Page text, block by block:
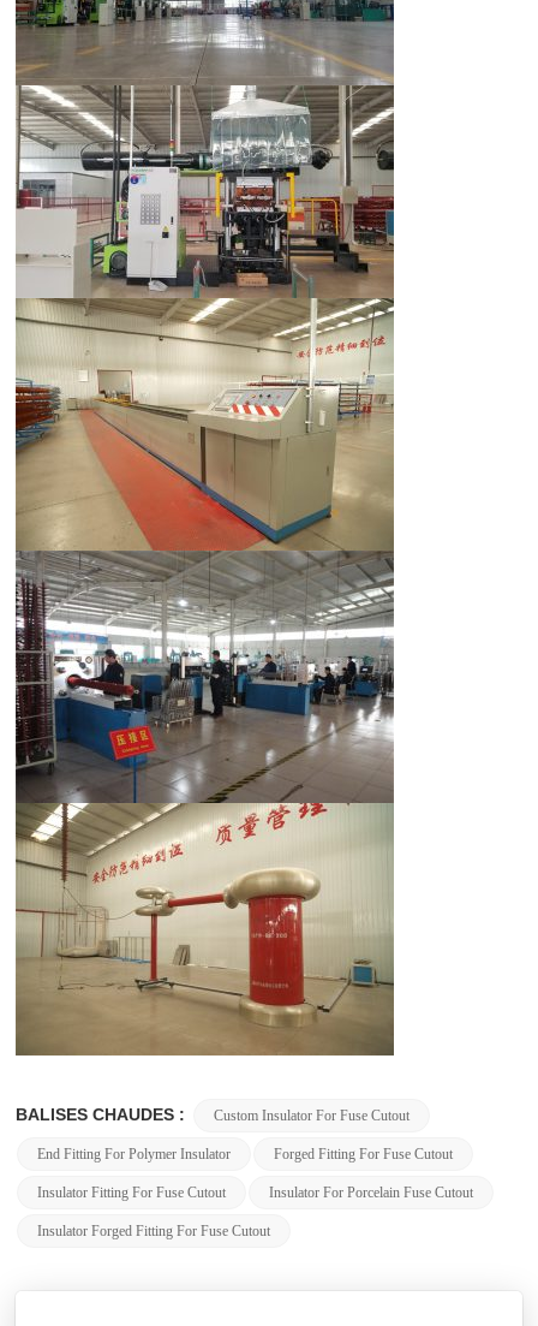
BALISES CHAUDES : Custom Insulator For Fuse Cutout
End Fitting For Polymer Insulator Forged Fitting For Fuse Cutout
Insulator Fitting For Fuse Cutout Insulator For Porcelain Fuse Cutout
Insulator Forged Fitting For Fuse Cutout